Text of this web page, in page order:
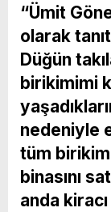
“Ümit
olarak
Düğün
birikimimi
nedeniyle
tüm
binasını
anda